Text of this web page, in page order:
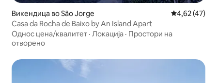
Викендица во São Jorge Просечна
4,62 (47)
Casa da Rocha de Baixo by An Island Apart
Однос цена/квалитет · Локација · Простори на
отворено